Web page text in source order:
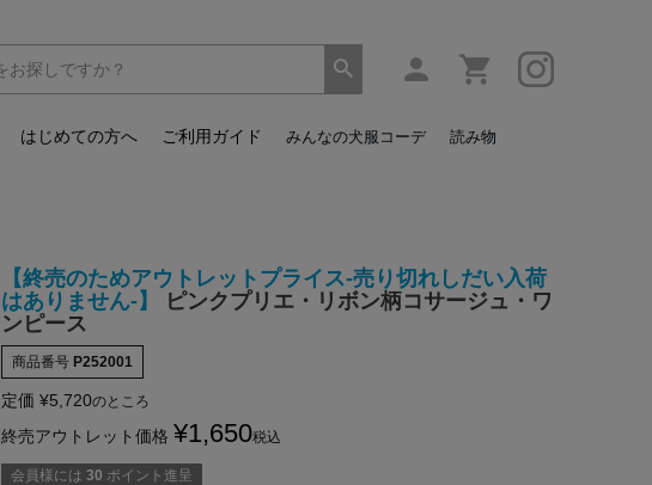
はじめての方へ ご利用ガイド みんなの犬服コーデ 読み物
【終売のためアウトレットプライス-売り切れしだい入荷
はありません-】
ピンクプリエ・リボン柄コサージュ・ワ
ンピース
商品番号 P252001
定価 ¥5,720のところ
終売アウトレット価格 ¥1,650税込
会員様には 30 ポイント進呈